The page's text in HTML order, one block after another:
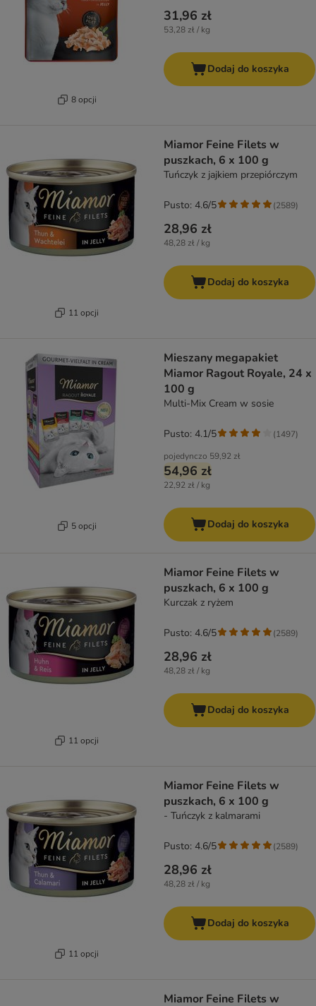
8 opcji
31,96 zł
53,28 zł / kg
Dodaj do koszyka
11 opcji
Miamor Feine Filets w
puszkach, 6 x 100 g
Tuńczyk z jajkiem przepiórczym
28,96 zł
48,28 zł / kg
Pusto: 4.6/5 (2589)
Dodaj do koszyka
5 opcji
Mieszany megapakiet
Miamor Ragout Royale, 24 x
100 g
Multi-Mix Cream w sosie
pojedynczo 59,92 zł
54,96 zł
22,92 zł / kg
Pusto: 4.1/5 (1497)
Dodaj do koszyka
11 opcji
Miamor Feine Filets w
puszkach, 6 x 100 g
Kurczak z ryżem
28,96 zł
48,28 zł / kg
Pusto: 4.6/5 (2589)
Dodaj do koszyka
11 opcji
Miamor Feine Filets w
puszkach, 6 x 100 g
- Tuńczyk z kalmarami
28,96 zł
48,28 zł / kg
Pusto: 4.6/5 (2589)
Dodaj do koszyka
Miamor Feine Filets w